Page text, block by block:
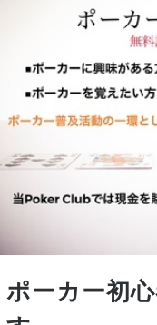
ポーカー初